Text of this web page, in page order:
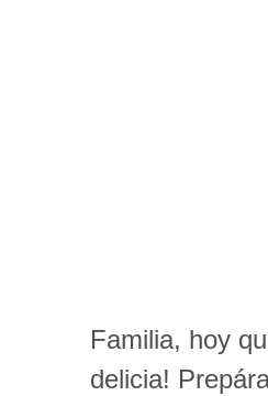
Familia, hoy
delicia!